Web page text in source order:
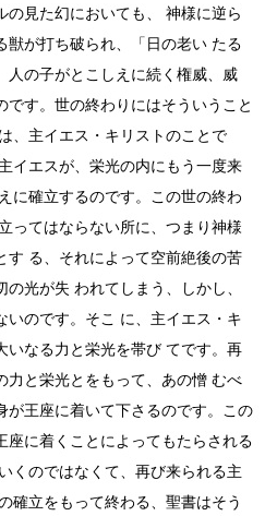
の見た幻においても、 神様に逆ら
獣が打ち破られ、「日の老い たる
人の子がとこしえに続く権威、威
す。世の終わりにはそういうこと
、主イエス・キリストのことで
イエスが、栄光の内にもう一度来
に確立するのです。この世の終わ
ってはならない所に、つまり神様
す る、それによって空前絶後の苦
光が失 われてしまう、しかし、
いのです。そこ に、主イエス・キ
いなる力と栄光を帯び てです。再
力と栄光とをもって、あの憎 むべ
が王座に着いて下さるのです。この
座に着くことによってもたらされる
くのではなくて、再び来られる主
確立をもって終わる、聖書はそう